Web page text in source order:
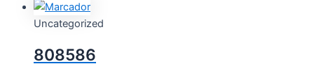
Uncategorized
808586